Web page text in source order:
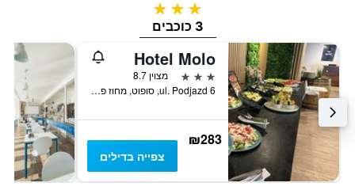
3 כוכבים
3 כוכבים
Hotel Molo
3 כוכבים
מצוין 8.7
ul. Podjazd 6, סופוט, מחוז פומרניה, פולין
₪283
צפייה בדילים